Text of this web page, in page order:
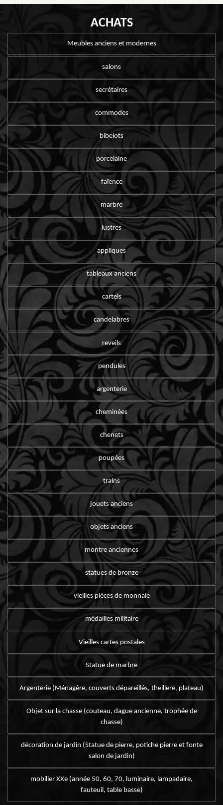
ACHATS
Meubles anciens et modernes
salons
secrétaires
commodes
bibelots
porcelaine
faïence
marbre
lustres
appliques
tableaux anciens
cartels
candelabres
reveils
pendules
argenterie
cheminées
chenets
poupées
trains
jouets anciens
objets anciens
montre anciennes
statues de bronze
vieilles pièces de monnaie
médailles militaire
Vieilles cartes postales
Statue de marbre
Argenterie (Ménagère, couverts dépareillés, theillere, plateau)
Objet sur la chasse (couteau, dague ancienne, trophée de
chasse)
décoration de jardin (Statue de pierre, potiche pierre et fonte
salon de jardin)
mobilier XXe (année 50, 60, 70, luminaire, lampadaire,
fauteuil, table basse)